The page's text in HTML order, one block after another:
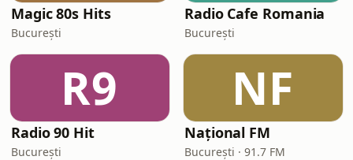
Magic 80s Hits
București
Radio Cafe Romania
București
R9
Radio 90 Hit
București
NF
Național FM
București · 91.7 FM